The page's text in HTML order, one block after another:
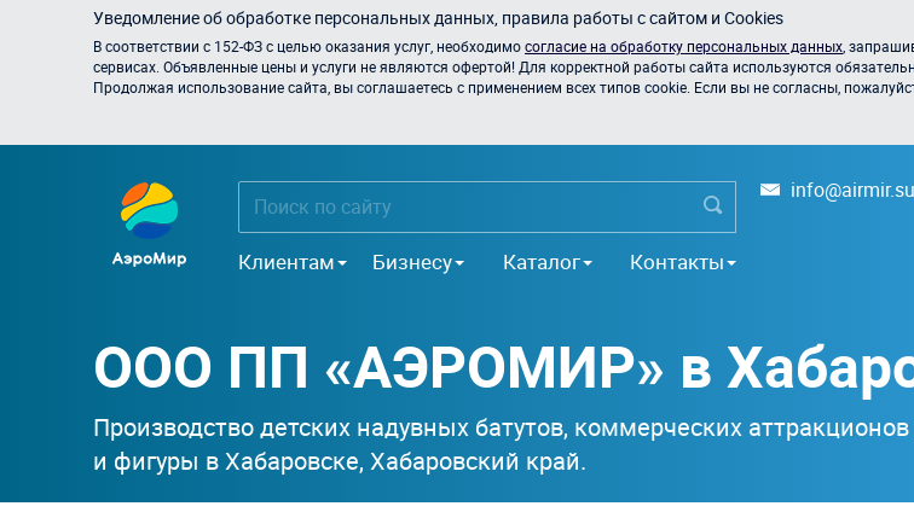
Уведомление об обработке персональных данных, правила работы с сайтом и Cookies
В соответствии с 152-ФЗ с целью оказания услуг, необходимосогласие на обработку персональных данных ,
сервисах. Объявленные цены и услуги не являются офертой! Для корректной работы сайта используются
Продолжая использование сайта, вы соглашаетесь с применением всех типов cookie. Если вы не согласны,
Клиентам Бизнесу Каталог Контакты
info@airmir.su
ООО ПП «АЭРОМИР» в
Производство детских надувных батутов, коммерческих
и фигуры в Хабаровске, Хабаровский край.